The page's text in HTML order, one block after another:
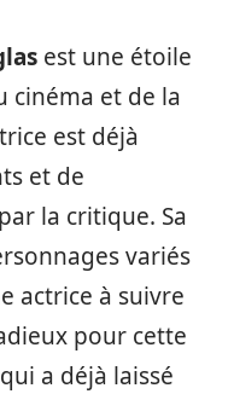
est une étoile
cinéma et de la
est déjà
et de
la critique. Sa
variés
actrice à suivre
pour cette
a déjà laissé